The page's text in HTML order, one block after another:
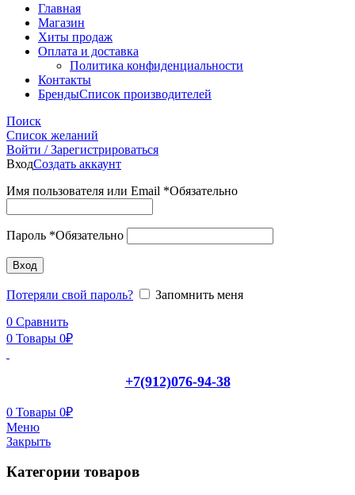
Главная
Магазин
Хиты продаж
Оплата и доставка
Политика конфиденциальности
Контакты
БрендыСписок производителей
Поиск
Список желаний
Войти / Зарегистрироваться
ВходСоздать аккаунт
Имя пользователя или Email *Обязательно
Пароль *Обязательно
Вход
Потеряли свой пароль?
Запомнить меня
0 Сравнить
0 Товары 0₽
+7(912)076-94-38
0 Товары 0₽
Меню
Закрыть
Категории товаров